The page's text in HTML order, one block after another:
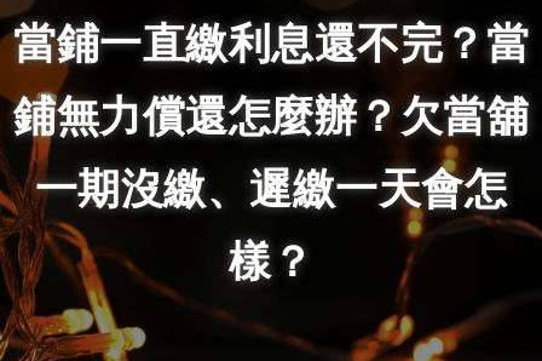
當鋪一直繳利息還不完？當
鋪無力償還怎麼辦？欠當舖
一期沒繳、遲繳一天會怎
樣？